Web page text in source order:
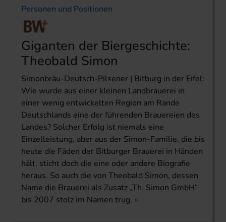
Personen und Positionen
Giganten der Biergeschichte:
Theobald Simon
Simonbräu-Deutsch-Pilsener | Bitburg in der Eifel:
Wie wurde aus einer kleinen Landbrauerei in
einer wenig entwickelten Region am Rande
Deutschlands eine der führenden Brauereien des
Landes? Solcher Erfolg ist niemals eine
Einzelleistung, aber aus der Simon-Familie, die bis
heute die Fäden der Bitburger Brauerei in Händen
hält, sticht doch die eine oder andere Biografie
heraus. So auch die von Theobald Simon, dessen
Name die Brauerei als Zusatz „Th. Simon GmbH“
bis 2007 stolz im Namen trug.